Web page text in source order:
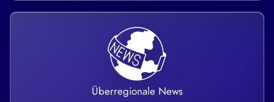
Überregionale News